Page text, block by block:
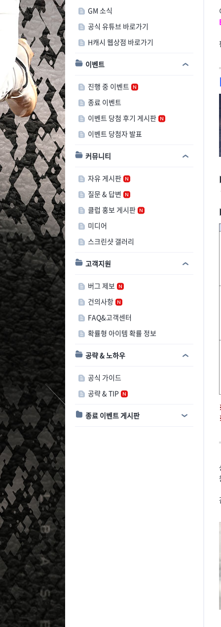
GM 소식
공식 유튜브 바로가기
H캐시 웹상점 바로가기
이벤트
진행 중 이벤트
종료 이벤트
이벤트 당첨 후기 게시판
이벤트 당첨자 발표
커뮤니티
자유 게시판
질문 & 답변
클럽 홍보 게시판
미디어
스크린샷 갤러리
고객지원
버그 제보
건의사항
FAQ&고객센터
확률형 아이템 확률 정보
공략 & 노하우
공식 가이드
공략 & TIP
종료 이벤트 게시판